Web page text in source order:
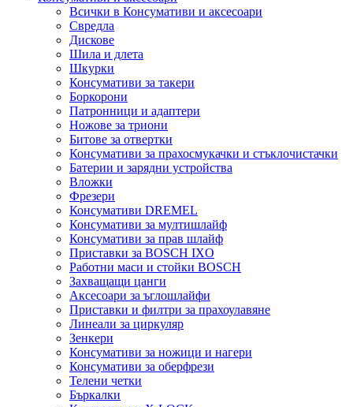
Всички в Консумативи и аксесоари
Свредла
Дискове
Шила и длета
Шкурки
Консумативи за такери
Боркорони
Патронници и адаптери
Ножове за триони
Битове за отвертки
Консумативи за прахосмукачки и стъклочистачки
Батерии и зарядни устройства
Вложки
Фрезери
Консумативи DREMEL
Консумативи за мултишлайф
Консумативи за прав шлайф
Приставки за BOSCH IXO
Работни маси и стойки BOSCH
Захващащи цанги
Аксесоари за ъглошлайфи
Приставки и филтри за прахоулавяне
Линеали за циркуляр
Зенкери
Консумативи за ножици и нагери
Консумативи за оберфрези
Телени четки
Бъркалки